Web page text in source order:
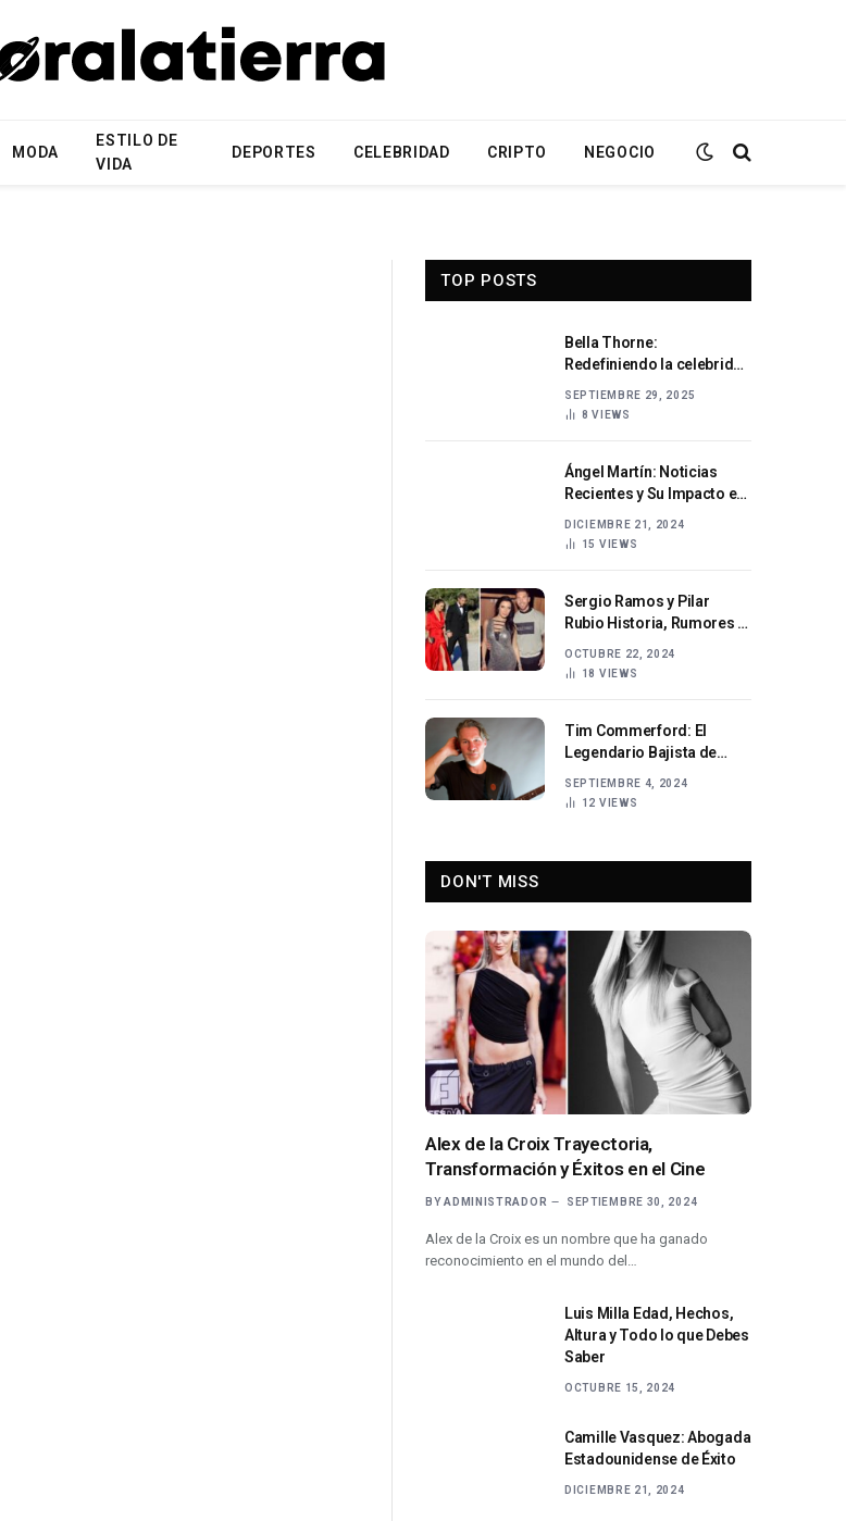
MODA
ESTILO DE
VIDA
DEPORTES CELEBRIDAD CRIPTO NEGOCIO
TOP POSTS
Bella Thorne:
Redefiniendo la celebridad
SEPTIEMBRE 29, 2025
8VIEWS
Ángel Martín: Noticias
Recientes y Su Impacto en
DICIEMBRE 21, 2024
15 VIEWS
Sergio Ramos y Pilar
Rubio Historia, Rumores y
OCTUBRE 22, 2024
18 VIEWS
Tim Commerford: El
Legendario Bajista de
y Audioslave
SEPTIEMBRE 4, 2024
12 VIEWS
DON'T MISS
Alex de la Croix Trayectoria,
Transformación y Éxitos en el Cine
BY ADMINISTRADOR SEPTIEMBRE 30, 2024
Alex de la Croix es un nombre que ha ganado
reconocimiento en el mundo del…
Luis Milla Edad, Hechos,
Altura y Todo lo que Debes
Saber
OCTUBRE 15, 2024
Camille Vasquez: Abogada
Estadounidense de Éxito
DICIEMBRE 21, 2024